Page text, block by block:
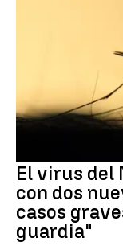
El virus del
con dos
casos
guardia"